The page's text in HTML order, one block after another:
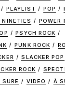
PLAYLIST POP
NINETIES
POWER
PSYCH ROCK
PUNK ROCK
SLACKER POP
ROCK
SURE VIDEO À